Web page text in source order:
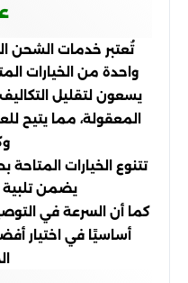
تُعتبر خدمات الشحن
واحدة من الخيارات
يسعون لتقليل
المعقولة، مما يتيح
تتنوع الخيارات
يضمن تلبية
كما أن السرعة في
أساسيًا في اختيار